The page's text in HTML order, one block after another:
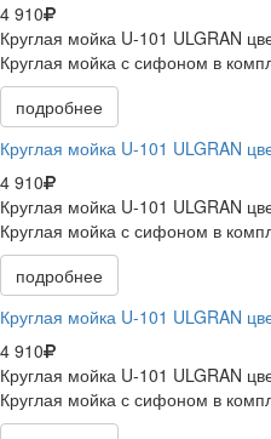
4 910
Круглая мойка U-101 ULGRAN
Круглая мойка с сифоном в
подробнее
Круглая мойка U-101 ULGRAN
4 910
Круглая мойка U-101 ULGRAN
Круглая мойка с сифоном в
подробнее
Круглая мойка U-101 ULGRAN
4 910
Круглая мойка U-101 ULGRAN
Круглая мойка с сифоном в